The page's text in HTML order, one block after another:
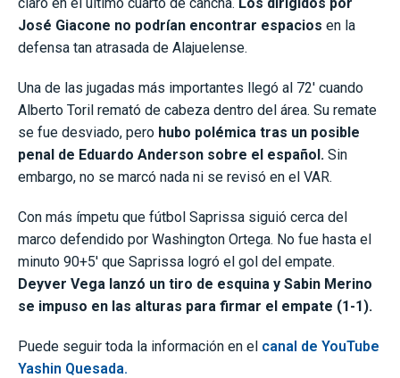
José Giacone no podrían encontrar espacios en la
defensa tan atrasada de Alajuelense.
Una de las jugadas más importantes llegó al 72′ cuando
Alberto Toril remató de cabeza dentro del área. Su remate
se fue desviado, pero hubo polémica tras un posible
penal de Eduardo Anderson sobre el español. Sin
embargo, no se marcó nada ni se revisó en el VAR.
Con más ímpetu que fútbol Saprissa siguió cerca del
marco defendido por Washington Ortega. No fue hasta el
minuto 90+5′ que Saprissa logró el gol del empate.
Deyver Vega lanzó un tiro de esquina y Sabin Merino
se impuso en las alturas para firmar el empate (1-1).
Puede seguir toda la información en el canal de YouTube
Yashin Quesada.